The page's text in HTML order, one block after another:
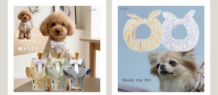
装 和柄 小型犬 子犬 仔犬 夏 返
品交換不可
ン 龍 富士 山 小型犬 子犬 仔犬
夏 返品交換不可